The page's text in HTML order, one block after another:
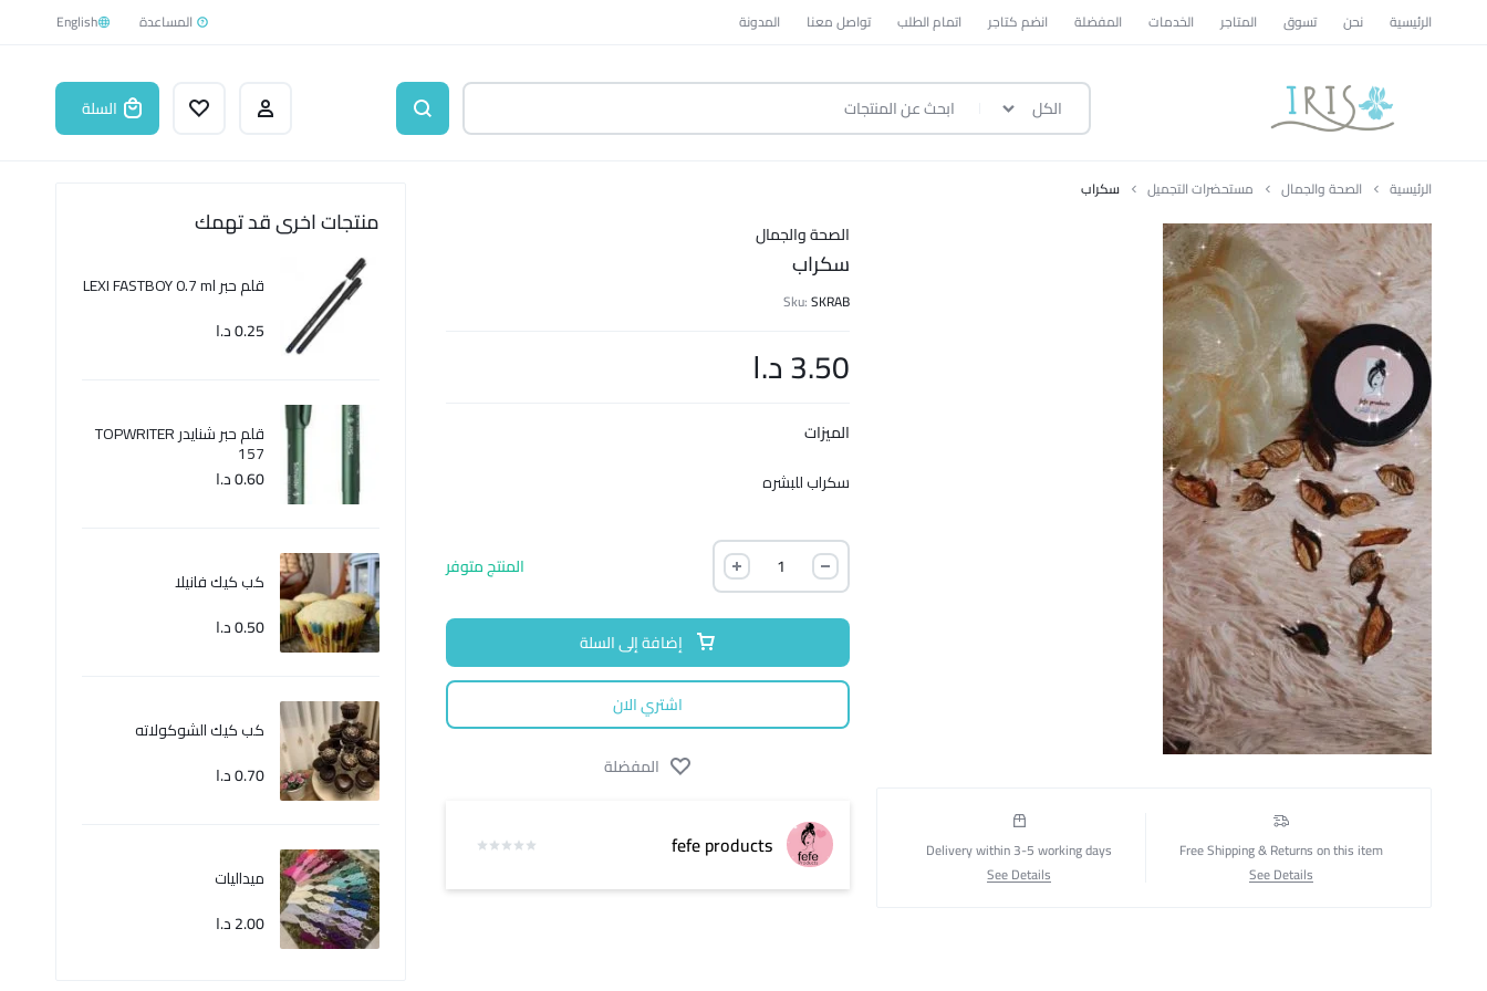
الرئيسية نحن تسوق المتاجر الخدمات المفضلة انضم كتاجر اتمام الطلب تواصل معنا المدونة English
|
متجر
تسوق
وطني
الكل السلة
الرئيسية الصحة والجمال مستحضرات التجميل سكراب
Free Shipping & Returns on this item
See Details
Delivery within 3-5 working days
See Details
الصحة والجمال
سكراب
Sku:SKRAB
3.50د.ا
الميزات
سكراب للبشره
المنتج متوفر
إضافة إلى السلة
اشتري الان
المفضلة
fefe products
منتجات اخرى قد تهمك
قلم حبر LEXI FASTBOY 0.7 ml
0.25د.ا
قلم حبر شنايدر TOPWRITER
157
0.60د.ا
كب كيك فانيلا
0.50د.ا
كب كيك الشوكولاته
0.70د.ا
ميداليات
2.00د.ا